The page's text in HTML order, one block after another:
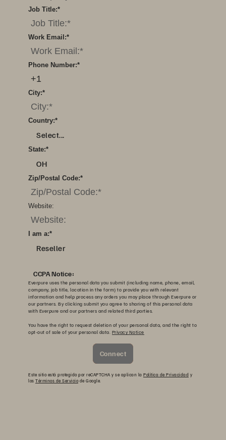
*
Job Title:
*
Work Email:
*
Phone Number:
*
City:
*
Country:
Select...
*
State:
OH
*
Zip/Postal Code:
Website:
*
I am a:
Reseller
CCPA Notice:
Everpure uses the personal data you submit (including name, phone, email,
company, job title, location in the form) to provide you with relevant
information and help process any orders you may place through Everpure or
our partners. By clicking submit you agree to sharing of this personal data
with Everpure and our partners and related third parties.
You have the right to request deletion of your personal data, and the right to
opt-out of sale of your personal data. Privacy Notice
Connect
Este sitio está protegido por reCAPTCHA y se aplican la Política de Privacidad y
los Términos de Serviciode Google.